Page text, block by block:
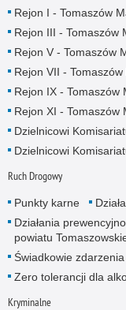
Rejon I - Tomaszów
Rejon III - Tomaszów
Rejon V - Tomaszów
Rejon VII - Tomaszów
Rejon IX - Tomaszów
Rejon XI - Tomaszów
Dzielnicowi
Dzielnicowi
Ruch Drogowy
Punkty karne
Działania
powiatu
Świadkowie
Zero tolerancji dla
Kryminalne